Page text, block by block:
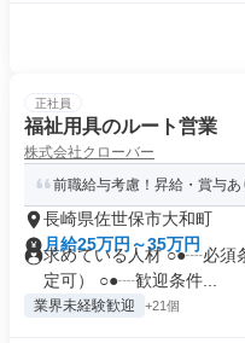
正社員
福祉用具のルート営業
株式会社クローバー
前職給与考慮！昇給・賞与あ
長崎県佐世保市大和町
月給25万円～35万円
求めている人材 ○●┈必須
定可） ○●┈歓迎条件...
業界未経験歓迎 +21個